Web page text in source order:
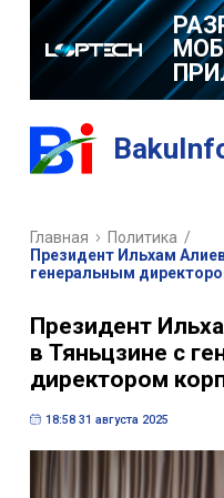
Главная Политика /
Президент Ильхам
генеральным
Президент
в Тяньцзине с
директором
18:58 31 августа 2025